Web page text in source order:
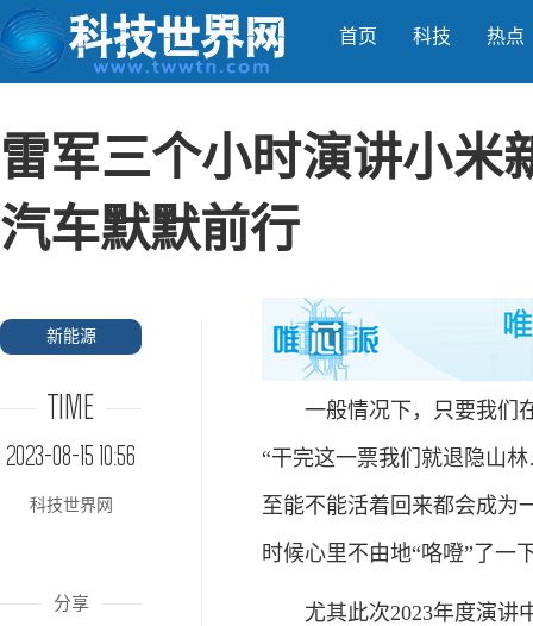
首页 科技 热点
雷军三个小时演讲小米
汽车默默前行
新能源
TIME
2023-08-15 10:56
科技世界网
分享
一般情况下，只要我们
“干完这一票我们就退隐山
至能不能活着回来都会成为
时候心里不由地“咯噔”了一
尤其此次2023年度演讲中